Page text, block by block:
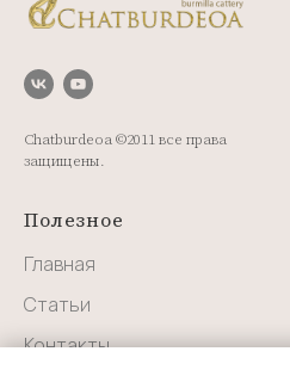
Chatburdeoa ©2011 все права
защищены.
Полезное
Главная
Статьи
Контакты